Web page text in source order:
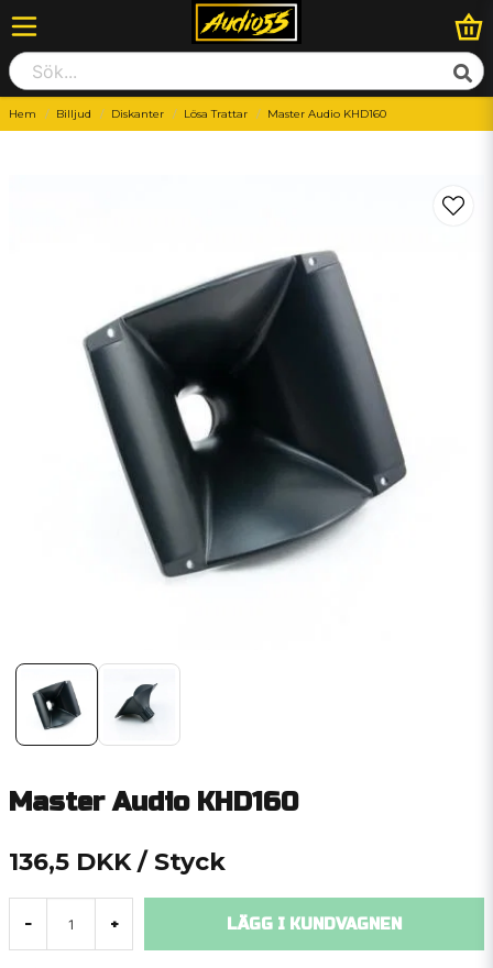
Hem Billjud Diskanter Lösa Trattar Master Audio KHD160
Master Audio KHD160
136,5 DKK / Styck
- + LÄGG I KUNDVAGNEN